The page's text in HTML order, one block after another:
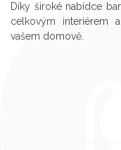
Díky široké nabídce
celkovým interiérem
vašem domově.